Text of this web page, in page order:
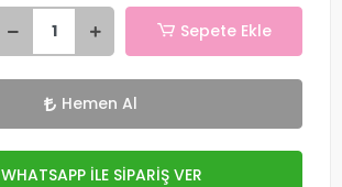
Sepete Ekle
Hemen Al
WHATSAPP İLE SİPARİŞ VER